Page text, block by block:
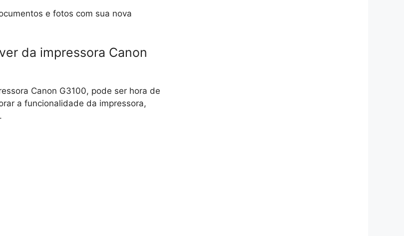
e fotos com sua nova
da impressora Canon
Canon G3100, pode ser hora de
a funcionalidade da impressora,